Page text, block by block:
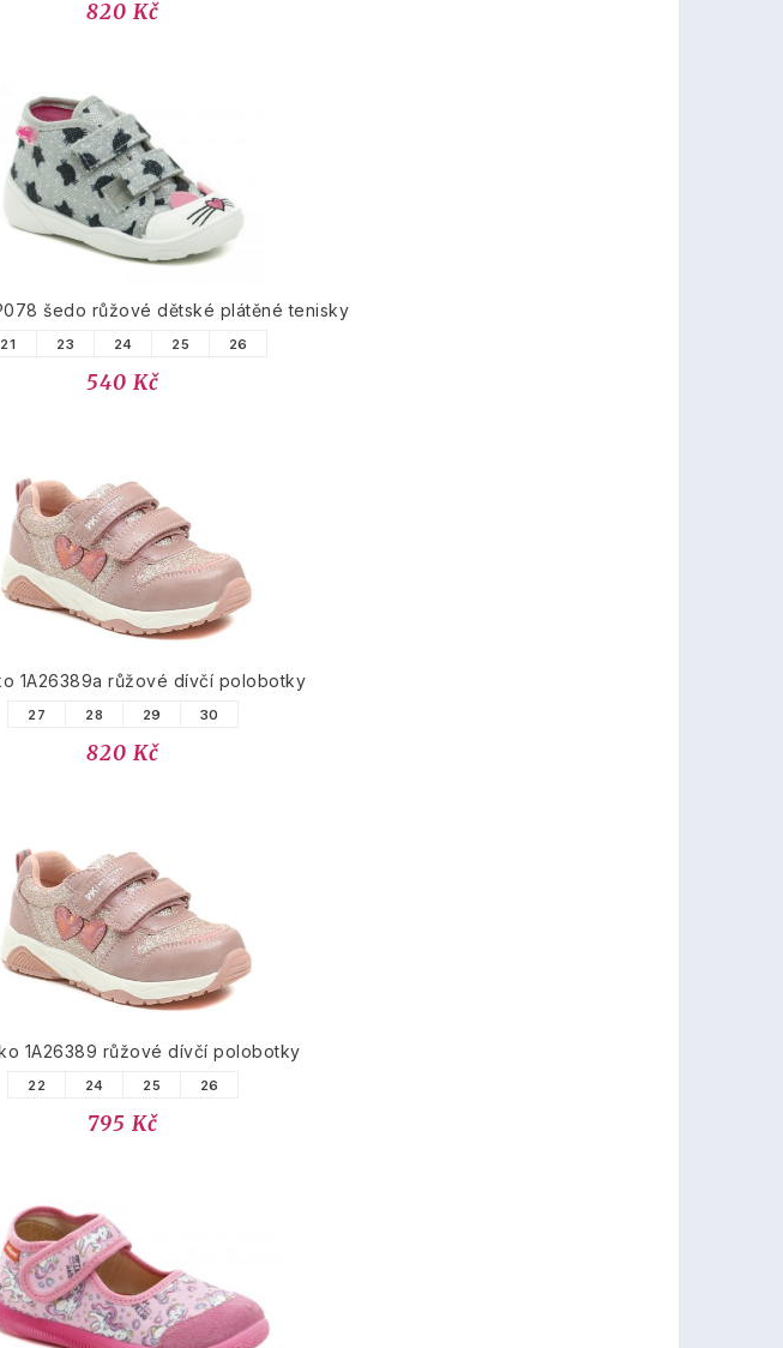
820 Kč
šedo růžové dětské plátěné tenisky
21 23 24 25 26
540 Kč
1A26389a růžové dívčí polobotky
27 28 29 30
820 Kč
1A26389 růžové dívčí polobotky
22 24 25 26
795 Kč